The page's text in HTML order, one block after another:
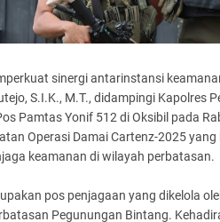
sinergi antarinstansi
S.I.K., M.T., didampingi Kapolres
Pamtas Yonif 512 di Oksibil pada
Operasi Damai Cartenz-2025
keamanan di wilayah perbatasan.
pos penjagaan yang dikelola
Pegunungan Bintang.